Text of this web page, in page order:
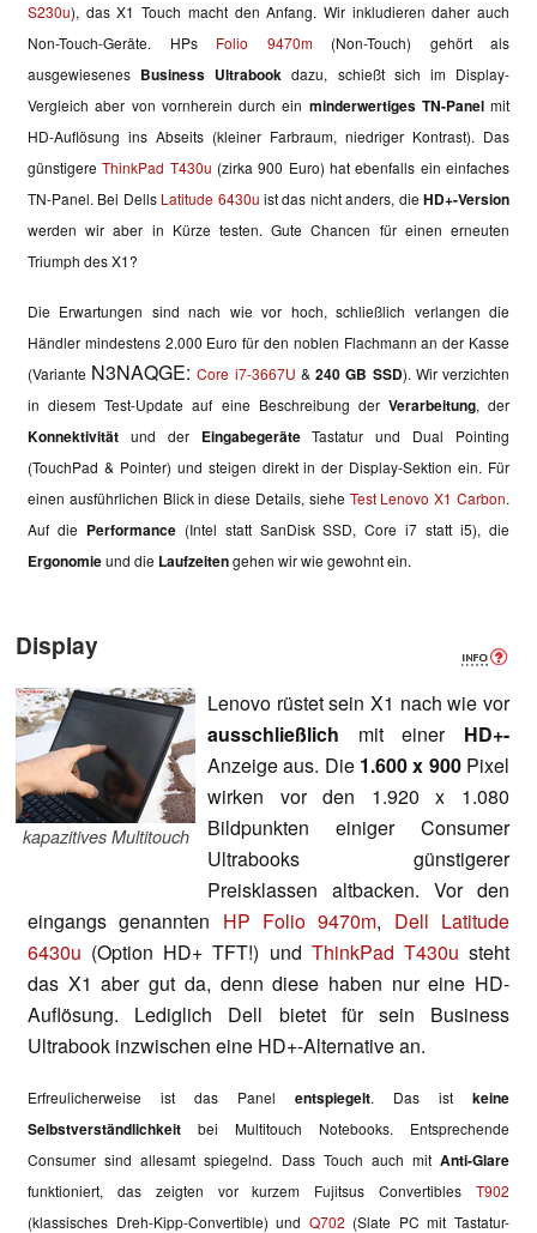
S230u), das X1 Touch macht den Anfang. Wir inkludieren daher auch
Non-Touch-Geräte. HPs Folio 9470m(Non-Touch) gehört als
ausgewiesenes Business Ultrabook dazu, schießt sich im Display-
Vergleich aber von vornherein durch ein minderwertiges TN-Panelmit
HD-Auflösung ins Abseits (kleiner Farbraum, niedriger Kontrast). Das
günstigereThinkPad T430u (zirka 900 Euro) hat ebenfalls ein einfaches
TN-Panel. Bei Dells Latitude 6430u ist das nicht anders, dieHD+-Version
werden wir aber in Kürze testen. Gute Chancen für einen erneuten
Triumph des X1?
Die Erwartungen sind nach wie vor hoch, schließlich verlangen die
Händler mindestens 2.000 Euro für den noblen Flachmann an der Kasse
(Variante N3NAQGE:Core i7-3667U &240 GB SSD). Wir verzichten
in diesem Test-Update auf eine Beschreibung der Verarbeitung, der
Konnektivität und der EingabegeräteTastatur und Dual Pointing
(TouchPad & Pointer) und steigen direkt in der Display-Sektion ein. Für
einen ausführlichen Blick in diese Details, siehe Test Lenovo X1 Carbon.
Auf die Performance (Intel statt SanDisk SSD, Core i7 statt i5), die
Ergonomieund die Laufzeitengehen wir wie gewohnt ein.
Display
kapazitives Multitouch
Lenovo rüstet sein X1 nach wie vor
ausschließlich mit einer HD+-
Anzeige aus. Die 1.600 x 900Pixel
wirken vor den 1.920 x 1.080
Bildpunkten einiger Consumer
Ultrabooks günstigerer
Preisklassen altbacken. Vor den
eingangs genannten HP Folio 9470m, Dell Latitude
6430u (Option HD+ TFT!) und ThinkPad T430u steht
das X1 aber gut da, denn diese haben nur eine HD-
Auflösung. Lediglich Dell bietet für sein Business
Ultrabook inzwischen eine HD+-Alternative an.
Erfreulicherweise ist das Panel entspiegelt. Das ist keine
Selbstverständlichkeit bei Multitouch Notebooks. Entsprechende
Consumer sind allesamt spiegelnd. Dass Touch auch mit Anti-Glare
funktioniert, das zeigten vor kurzem Fujitsus Convertibles T902
(klassisches Dreh-Kipp-Convertible) und Q702 (Slate PC mit Tastatur-